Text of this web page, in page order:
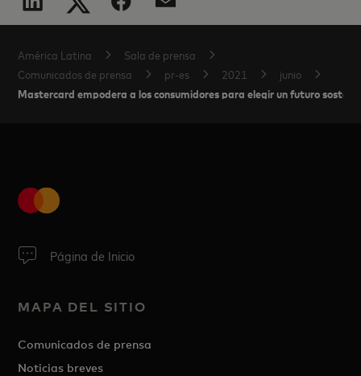
América Latina
Sala de prensa
Comunicados de prensa
pr-es 2021 junio
Mastercard empodera a los consumidores para elegir un futuro
Página de Inicio
MAPA DEL SITIO
Comunicados de prensa
Noticias breves